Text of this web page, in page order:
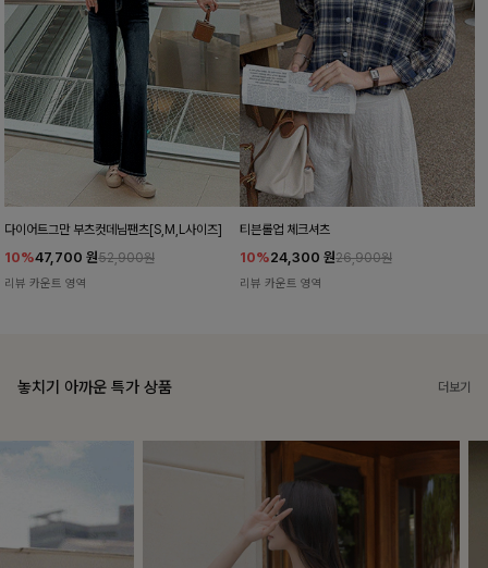
다이어트그만 부츠컷데님팬츠[S,M,L사이즈]
10%47,700 원52,900원
리뷰 카운트 영역
티븐롤업 체크셔츠
10%24,300 원26,900원
리뷰 카운트 영역
놓치기 아까운 특가 상품 더보기